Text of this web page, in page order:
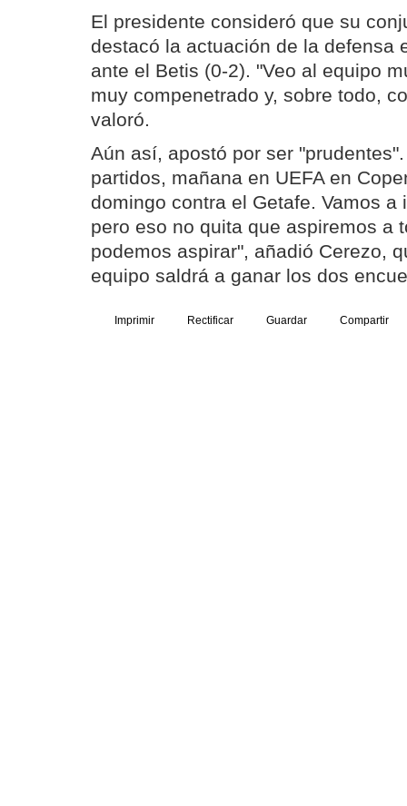
El presidente consideró que su
destacó la actuación de la defensa
ante el Betis (0-2). "Veo al equipo
muy compenetrado y, sobre todo,
valoró.
Aún así, apostó por ser
partidos, mañana en UEFA en
domingo contra el Getafe. Vamos a
pero eso no quita que aspiremos a
podemos aspirar", añadió Cerezo,
equipo saldrá a ganar los dos
Imprimir Rectificar Guardar Compartir